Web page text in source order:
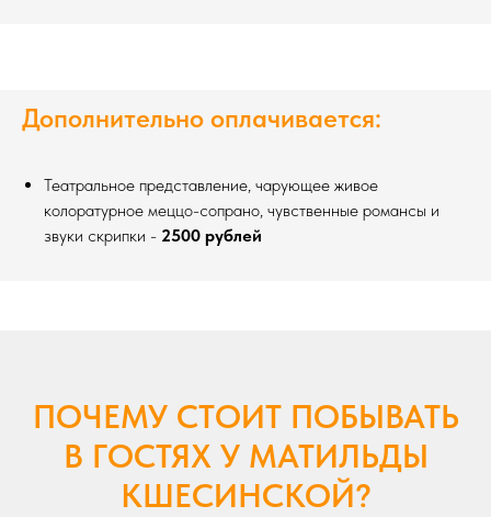
Дополнительно оплачивается:
Театральное представление, чарующее живое
колоратурное меццо-сопрано, чувственные романсы и
звуки скрипки - 2500 рублей
ПОЧЕМУ СТОИТ ПОБЫВАТЬ
В ГОСТЯХ У МАТИЛЬДЫ
КШЕСИНСКОЙ?